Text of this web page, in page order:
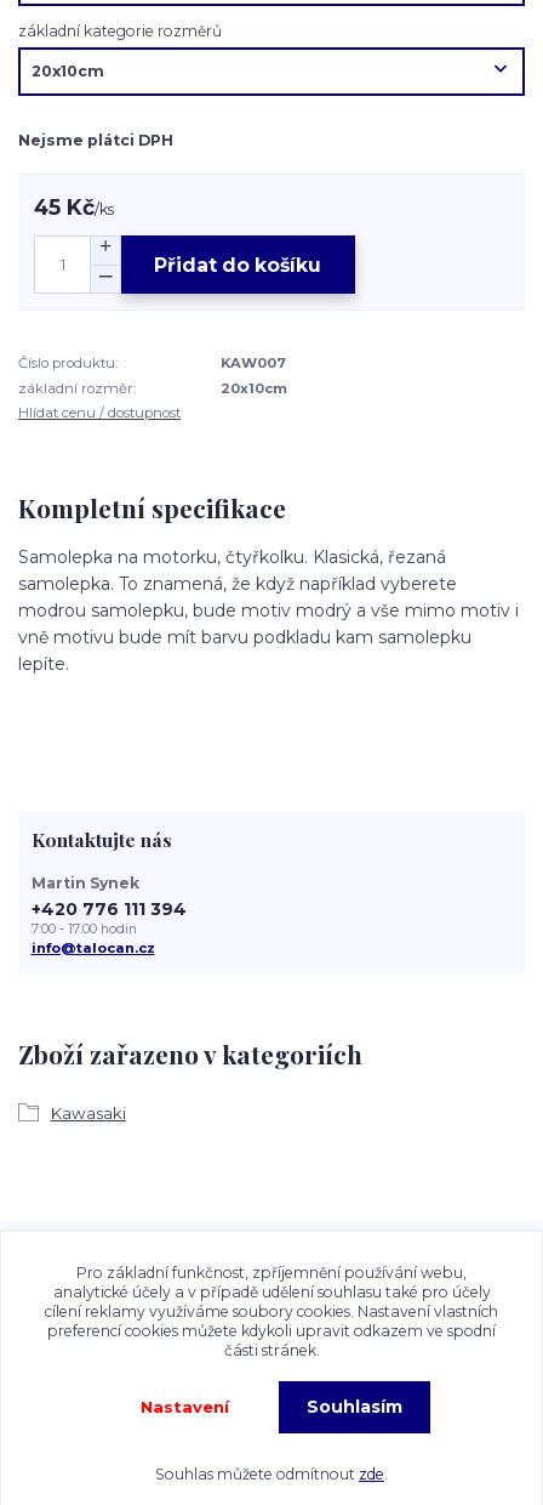
základní kategorie rozměrů
Nejsme plátci DPH
45 Kč/ks
Přidat do košíku
Číslo produktu:
KAW007
základní rozměr:
20x10cm
Hlídat cenu / dostupnost
Kompletní specifikace
Samolepka na motorku, čtyřkolku. Klasická, řezaná
samolepka. To znamená, že když například vyberete
modrou samolepku, bude motiv modrý a vše mimo motiv i
vně motivu bude mít barvu podkladu kam samolepku
lepíte.
Zboží zařazeno v kategoriích
Kawasaki
Kontaktujte nás
Martin Synek
+420 776 111 394
7:00 - 17:00 hodin
info@talocan.cz
obsah zveřejněný na stránkách Talocan.cz a
CeskeSamolepky.cz jsou chráněny autorským právem. Jejich
použití bez předchozího písemného souhlasu provozovatele
je zakázáno.
Copyright©2026 Talocan.cz. Veškeré fotografie, grafiky a texty jsou chráněny
Vytvořeno na
Eshop-rychle.cz
Pro základní funkčnost, zpříjemnění používání webu,
analytické účely a v případě udělení souhlasu také pro účely
cílení reklamy využíváme soubory cookies. Nastavení vlastních
preferencí cookies můžete kdykoli upravit odkazem ve spodní
části stránek.
Nastavení Souhlasím
Souhlas můžete odmítnout zde